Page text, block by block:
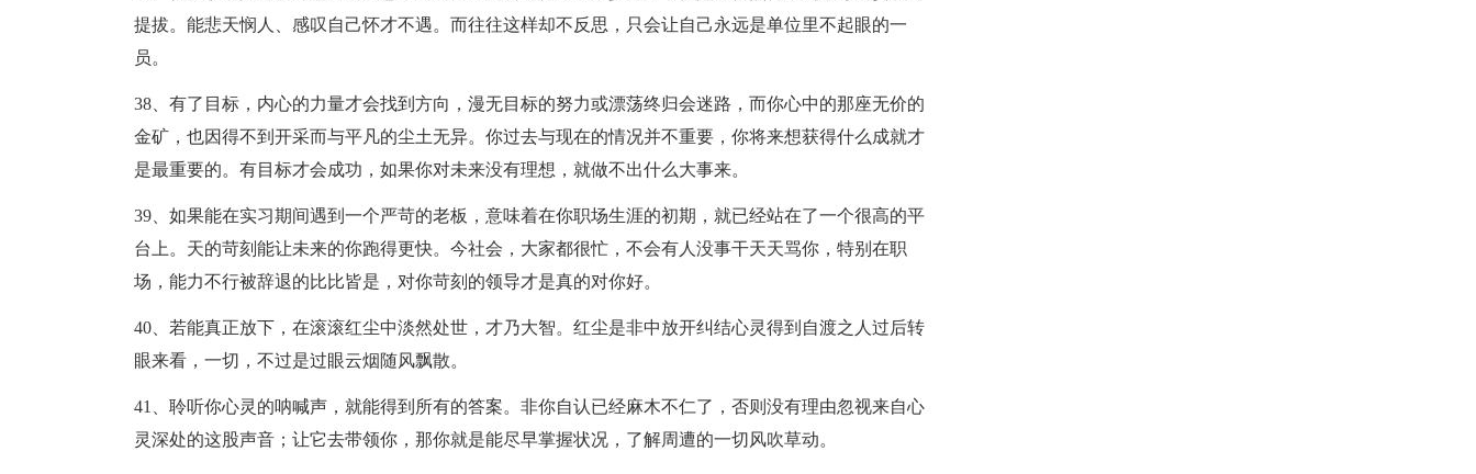
提拔。能悲天悯人、感叹自己怀才不遇。而往往这样却不反思，只会让自己永远是单位里不起眼的一
员。
38、有了目标，内心的力量才会找到方向，漫无目标的努力或漂荡终归会迷路，而你心中的那座无价的
金矿，也因得不到开采而与平凡的尘土无异。你过去与现在的情况并不重要，你将来想获得什么成就才
是最重要的。有目标才会成功，如果你对未来没有理想，就做不出什么大事来。
39、如果能在实习期间遇到一个严苛的老板，意味着在你职场生涯的初期，就已经站在了一个很高的平
台上。天的苛刻能让未来的你跑得更快。今社会，大家都很忙，不会有人没事干天天骂你，特别在职
场，能力不行被辞退的比比皆是，对你苛刻的领导才是真的对你好。
40、若能真正放下，在滚滚红尘中淡然处世，才乃大智。红尘是非中放开纠结心灵得到自渡之人过后转
眼来看，一切，不过是过眼云烟随风飘散。
41、聆听你心灵的呐喊声，就能得到所有的答案。非你自认已经麻木不仁了，否则没有理由忽视来自心
灵深处的这股声音；让它去带领你，那你就是能尽早掌握状况，了解周遭的一切风吹草动。